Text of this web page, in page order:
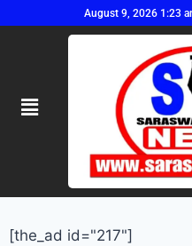
August 9, 2026 1:23
[the_ad id="217"]